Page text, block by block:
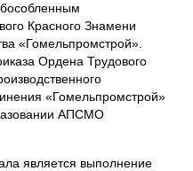
Красного Знамени
«Гомельпромстрой».
Ордена Трудового
«Гомельпромстрой»
АПСМО
является выполнение